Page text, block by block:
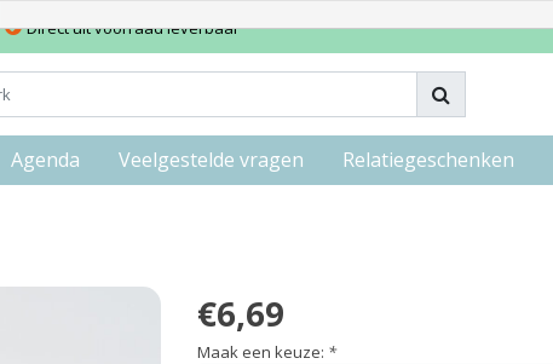
Direct uit voorraad leverbaar
Agenda Veelgestelde vragen Relatiegeschenken
€6,69
Maak een keuze: *